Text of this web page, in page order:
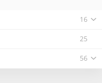
16
25
56